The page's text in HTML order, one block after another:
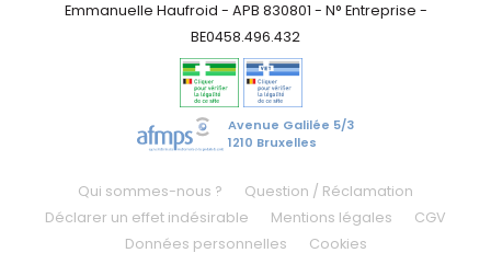
Emmanuelle Haufroid - APB 830801 - N° Entreprise -
BE0458.496.432
Avenue Galilée 5/3
1210 Bruxelles
Qui sommes-nous ?
Question / Réclamation
Déclarer un effet indésirable
Mentions légales
CGV
Données personnelles
Cookies